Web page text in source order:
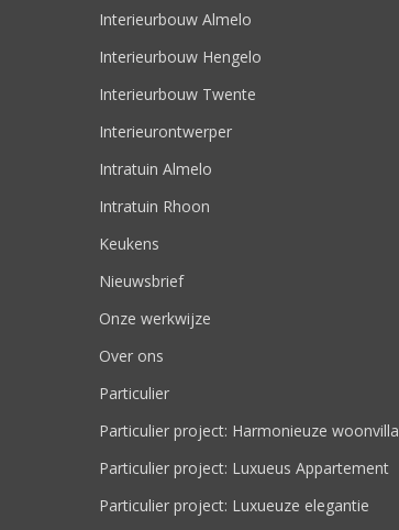
Interieurbouw Almelo
Interieurbouw Hengelo
Interieurbouw Twente
Interieurontwerper
Intratuin Almelo
Intratuin Rhoon
Keukens
Nieuwsbrief
Onze werkwijze
Over ons
Particulier
Particulier project: Harmonieuze woonvilla
Particulier project: Luxueus Appartement
Particulier project: Luxueuze elegantie